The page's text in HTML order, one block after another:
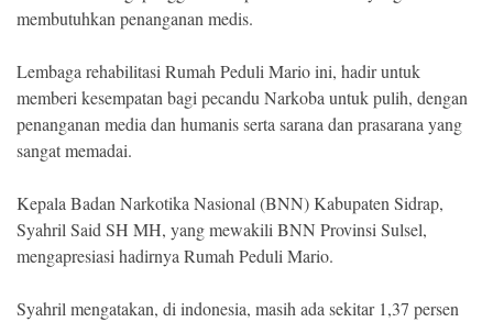
Copyright
2026
NETRAL
.
All
Right
Reserved
membutuhkan penanganan medis.
Lembaga rehabilitasi Rumah Peduli Mario ini, hadir untuk
memberi kesempatan bagi pecandu Narkoba untuk pulih, dengan
penanganan media dan humanis serta sarana dan prasarana yang
sangat memadai.
Kepala Badan Narkotika Nasional (BNN) Kabupaten Sidrap,
Syahril Said SH MH, yang mewakili BNN Provinsi Sulsel,
mengapresiasi hadirnya Rumah Peduli Mario.
Syahril mengatakan, di indonesia, masih ada sekitar 1,37 persen